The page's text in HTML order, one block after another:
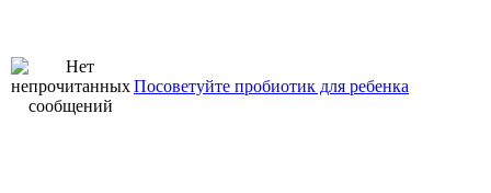
Посоветуйте пробиотик для ребенка